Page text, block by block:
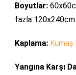
Boyutlar:
fazla 120x240cm
Kaplama: Kumaş
Yangına Karşı